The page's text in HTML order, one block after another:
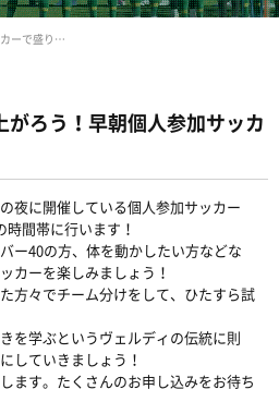
GWはサッカーで盛り上がろう！早朝個人参加サッカー開催のお知らせ
がろう！早朝個人参加サッカ
夜に開催している個人参加サッカー
間帯に行います！
ー40の方、体を動かしたい方などな
カーを楽しみましょう！
方々でチーム分けをして、ひたすら試
を学ぶというヴェルディの伝統に則
していきましょう！
ます。たくさんのお申し込みをお待ち